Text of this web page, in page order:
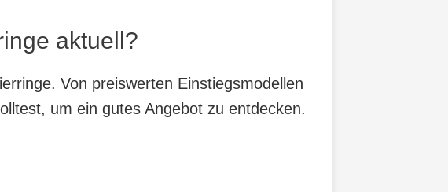
aktuell?
Von preiswerten Einstiegsmodellen
um ein gutes Angebot zu entdecken.